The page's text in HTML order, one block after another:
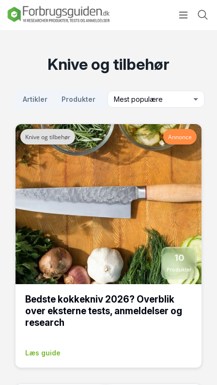
Knive og tilbehør
Artikler Produkter Mest populære
Knive og tilbehør Annonce
10
Produkter
Bedste kokkekniv 2026? Overblik
over eksterne tests, anmeldelser og
research
Læs guide